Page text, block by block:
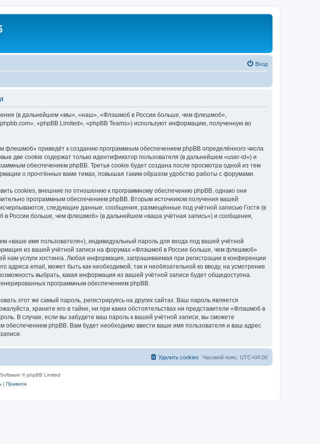
Вход
(в дальнейшем «мы», «наш», «Флэшмоб в России больше, чем флешмоб»,
«phpBB Limited», «phpBB Teams») используют информацию, полученную во
приведёт к созданию программным обеспечением phpBB определённого числа
две cookie содержат только идентификатор пользователя (в дальнейшем «user-id») и
обеспечением phpBB. Третья cookie будет создана после просмотра одной из тем
о прочтённых вами темах, повышая таким образом удобство работы с форумами.
cookies, внешние по отношению к программному обеспечению phpBB, однако они
программным обеспечением phpBB. Вторым источником получения вашей
следующие данные: сообщения, размещённые под учётной записью Гостя (в
России больше, чем флешмоб» (в дальнейшем «ваша учётная запись») и сообщения,
«ваше имя пользователя»), индивидуальный пароль для входа под вашей учётной
из вашей учётной записи на форумах «Флэшмоб в России больше, чем флешмоб»
услуги хостинга. Любая информация, запрашиваемая при регистрации в конференции
email, может быть как необходимой, так и необязательной ко вводу, на усмотрение
выбрать, какая информация из вашей учётной записи будет общедоступна.
программным обеспечением phpBB.
этот же самый пароль, регистрируясь на других сайтах. Ваш пароль является
храните его в тайне, ни при каких обстоятельствах ни представители «Флэшмоб в
В случае, если вы забудете ваш пароль к вашей учётной записи, вы сможете
phpBB. Вам будет необходимо ввести ваше имя пользователя и ваш адрес
Часовой пояс: UTC+04:00
Удалить cookies
© phpBB Limited
| Правила